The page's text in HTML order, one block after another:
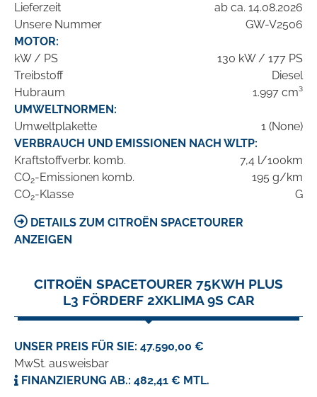
Lieferzeit
ab ca. 14.08.2026
Unsere Nummer
GW-V2506
MOTOR:
kW / PS
130 kW / 177 PS
Treibstoff
Diesel
Hubraum
1.997 cm³
UMWELTNORMEN:
Umweltplakette
1 (None)
VERBRAUCH UND EMISSIONEN NACH WLTP:
Kraftstoffverbr. komb.
7,4 l/100km
CO2-Emissionen komb.
195 g/km
CO2-Klasse G
DETAILS ZUM CITROËN SPACETOURER
ANZEIGEN
CITROËN SPACETOURER 75KWH PLUS
L3 FÖRDERF 2XKLIMA 9S CAR
UNSER PREIS FÜR SIE: 47.590,00 €
MwSt. ausweisbar
FINANZIERUNG AB.: 482,41 € MTL.